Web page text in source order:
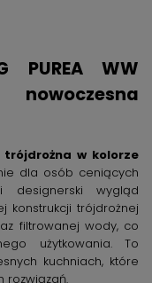
PUREA WW
trójdrożna w kolorze
dla osób ceniących
designerski wygląd
konstrukcji trójdrożnej
filtrowanej wody, co
użytkowania. To
kuchniach, które
rozwiązań.